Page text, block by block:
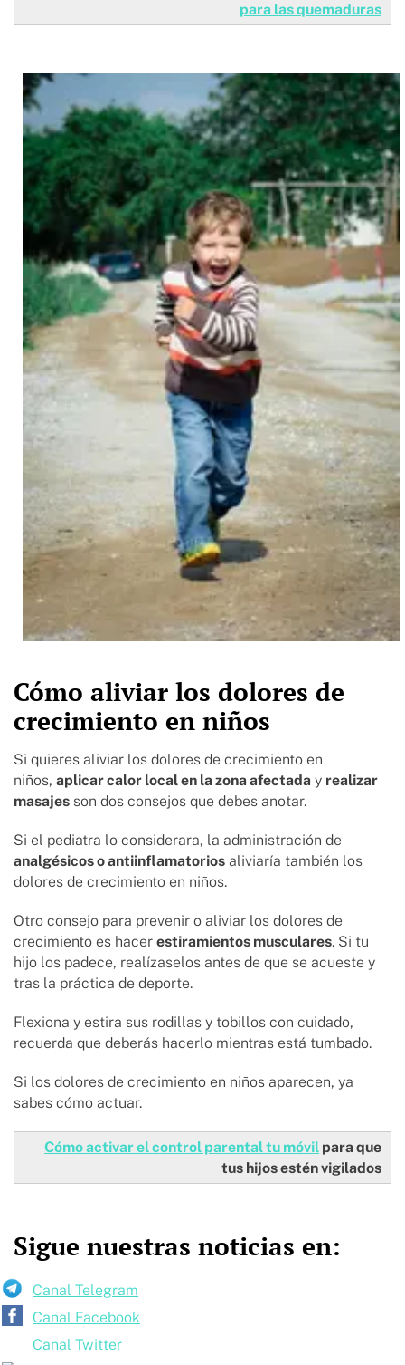
para las quemaduras
Cómo aliviar los dolores de
crecimiento en niños
Si quieres aliviar los dolores de crecimiento en
niños, aplicar calor local en la zona afectada y realizar
masajes son dos consejos que debes anotar.
Si el pediatra lo considerara, la administración de
analgésicos o antiinflamatorios aliviaría también los
dolores de crecimiento en niños.
Otro consejo para prevenir o aliviar los dolores de
crecimiento es hacer estiramientos musculares. Si tu
hijo los padece, realízaselos antes de que se acueste y
tras la práctica de deporte.
Flexiona y estira sus rodillas y tobillos con cuidado,
recuerda que deberás hacerlo mientras está tumbado.
Si los dolores de crecimiento en niños aparecen, ya
sabes cómo actuar.
Cómo activar el control parental tu móvil para que
tus hijos estén vigilados
Sigue nuestras noticias en:
Canal Telegram
Canal Facebook
Canal Twitter